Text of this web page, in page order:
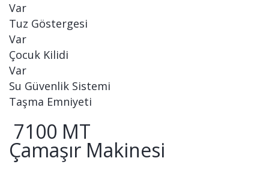
Var
Tuz Göstergesi
Var
Çocuk Kilidi
Var
Su Güvenlik Sistemi
Taşma Emniyeti
7100 MT
Çamaşır Makinesi